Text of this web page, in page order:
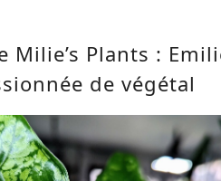
Milie’s Plants :
de végétal